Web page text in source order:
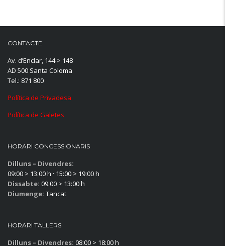
CONTACTE
Av. d’Enclar, 144 > 148
AD 500 Santa Coloma
Tel.: 871 800
Política de Privadesa
Política de Galetes
HORARI CONCESSIONARIS
Dilluns – Divendres:
09:00 > 13:00 h · 15:00 > 19:00 h
Dissabte: 09:00 > 13:00 h
Diumenge: Tancat
HORARI TALLERS
Dilluns – Divendres: 08:00 > 18:00 h